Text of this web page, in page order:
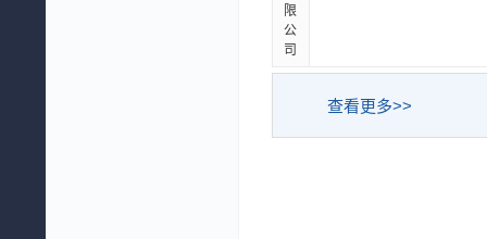
限
公
司
查看更多>>